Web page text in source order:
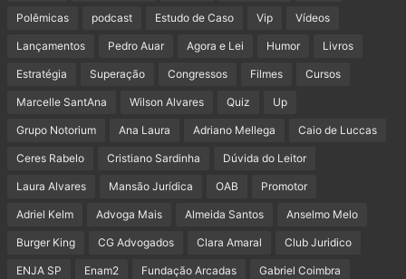
Polêmicas podcast Estudo de Caso Vip Vídeos
Lançamentos Pedro Auar Agora e Lei Humor Livros
Estratégia Superação Congressos Filmes Cursos
Marcelle SantAna Wilson Alvares Quiz Up
Grupo Notorium Ana Laura Adriano Mellega Caio de Luccas
Ceres Rabelo Cristiano Sardinha Dúvida do Leitor
Laura Alvares Mansão Jurídica OAB Promotor
Adriel Kelm Advoga Mais Almeida Santos Anselmo Melo
Burger King CG Advogados Clara Amaral Club Juridico
ENJA SP Enam2 Fundação Arcadas Gabriel Coimbra